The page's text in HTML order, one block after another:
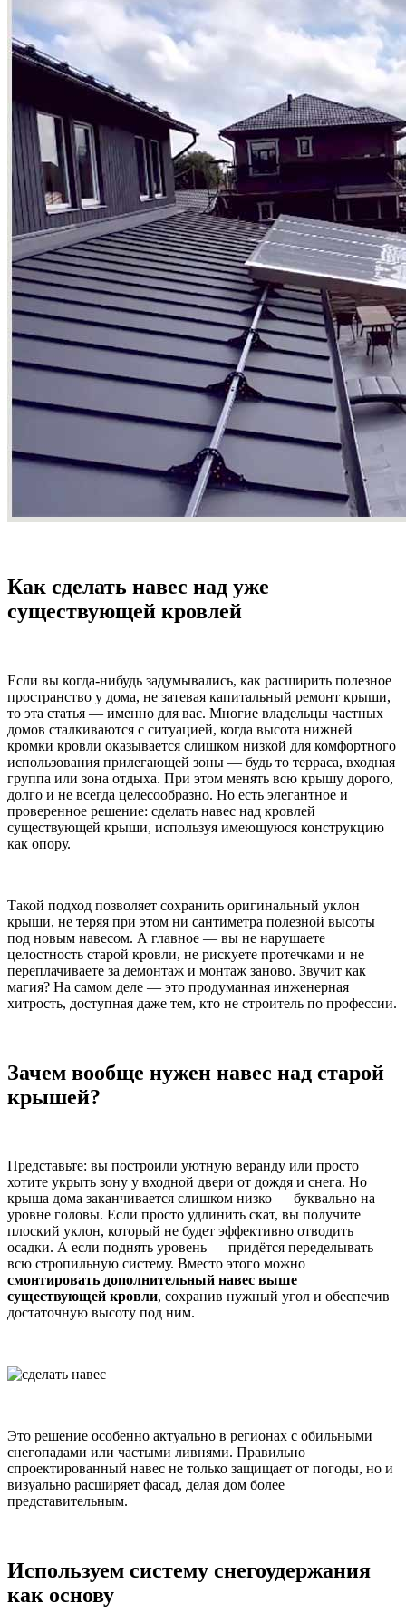
Как сделать навес над уже
существующей кровлей
Если вы когда-нибудь задумывались, как расширить полезное
пространство у дома, не затевая капитальный ремонт крыши,
то эта статья — именно для вас. Многие владельцы частных
домов сталкиваются с ситуацией, когда высота нижней
кромки кровли оказывается слишком низкой для комфортного
использования прилегающей зоны — будь то терраса, входная
группа или зона отдыха. При этом менять всю крышу дорого,
долго и не всегда целесообразно. Но есть элегантное и
проверенное решение: сделать навес над кровлей
существующей крыши, используя имеющуюся конструкцию
как опору.
Такой подход позволяет сохранить оригинальный уклон
крыши, не теряя при этом ни сантиметра полезной высоты
под новым навесом. А главное — вы не нарушаете
целостность старой кровли, не рискуете протечками и не
переплачиваете за демонтаж и монтаж заново. Звучит как
магия? На самом деле — это продуманная инженерная
хитрость, доступная даже тем, кто не строитель по профессии.
Зачем вообще нужен навес над старой
крышей?
Представьте: вы построили уютную веранду или просто
хотите укрыть зону у входной двери от дождя и снега. Но
крыша дома заканчивается слишком низко — буквально на
уровне головы. Если просто удлинить скат, вы получите
плоский уклон, который не будет эффективно отводить
осадки. А если поднять уровень — придётся переделывать
всю стропильную систему. Вместо этого можно
смонтировать дополнительный навес выше
существующей кровли, сохранив нужный угол и обеспечив
достаточную высоту под ним.
Это решение особенно актуально в регионах с обильными
снегопадами или частыми ливнями. Правильно
спроектированный навес не только защищает от погоды, но и
визуально расширяет фасад, делая дом более
представительным.
Используем систему снегоудержания
как основу